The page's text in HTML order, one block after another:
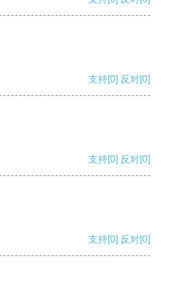
支持[0] 反对[0]
支持[0] 反对[0]
支持[0] 反对[0]